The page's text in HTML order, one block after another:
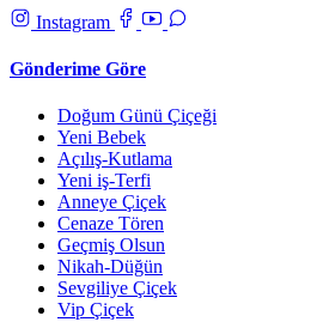
Instagram
Gönderime Göre
Doğum Günü Çiçeği
Yeni Bebek
Açılış-Kutlama
Yeni iş-Terfi
Anneye Çiçek
Cenaze Tören
Geçmiş Olsun
Nikah-Düğün
Sevgiliye Çiçek
Vip Çiçek